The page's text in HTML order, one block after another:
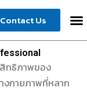
Contact Us
ทธิภาพของ
กายภาพที่หลาก